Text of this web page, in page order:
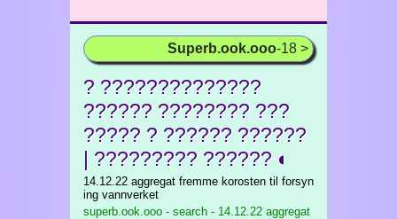
Superb.ook.ooo-18 >
? ??????????????
?????? ???????? ???
????? ? ?????? ??????
| ????????? ?????? ◐
14.12.22 aggregat fremme korosten til forsyn
ing vannverket
superb.ook.ooo - search - 14.12.22 aggregat